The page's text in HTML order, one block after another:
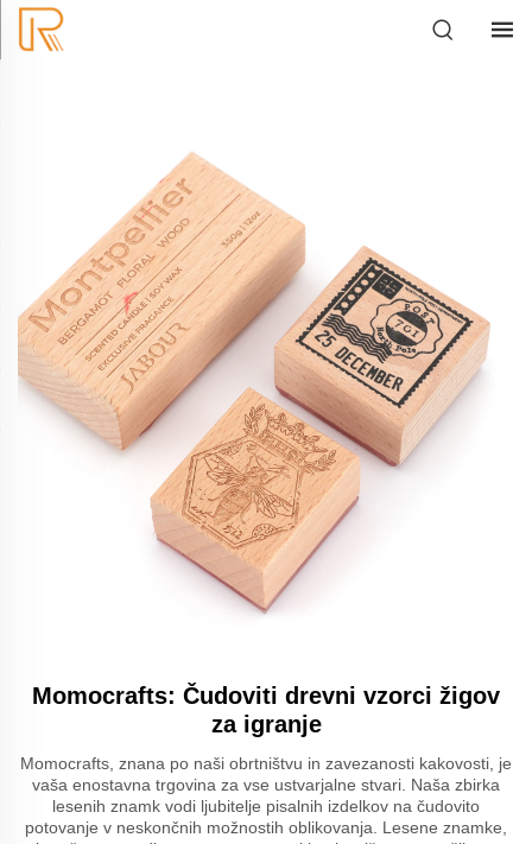
Momocrafts: Čudoviti drevni vzorci žigov
za igranje
Momocrafts, znana po naši obrtništvu in zavezanosti kakovosti, je
vaša enostavna trgovina za vse ustvarjalne stvari. Naša zbirka
lesenih znamk vodi ljubitelje pisalnih izdelkov na čudovito
potovanje v neskončnih možnostih oblikovanja. Lesene znamke,